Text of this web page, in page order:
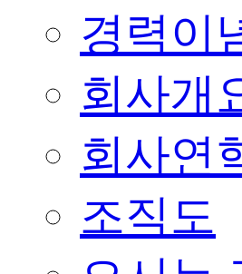
경력이
회사개
회사연
조직도